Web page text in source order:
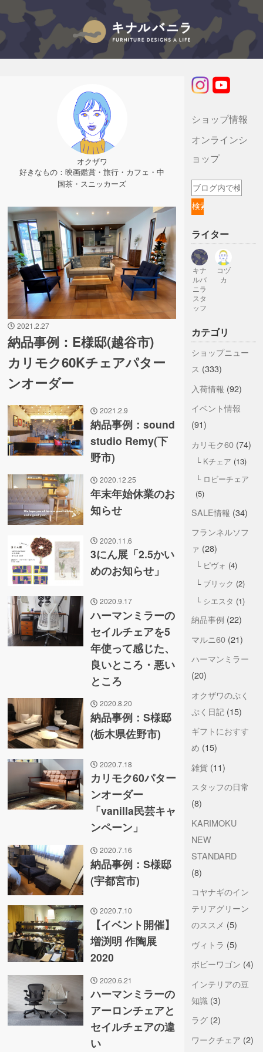
オクザワ
好きなもの：映画鑑賞・旅行・カフェ・中
国茶・スニッカーズ
2021.2.27
納品事例：E様邸(越谷市)
カリモク60Kチェアパター
ンオーダー
2021.2.9
納品事例：sound
studio Remy(下
野市)
2020.12.25
年末年始休業のお
知らせ
2020.11.6
3にん展「2.5かい
めのお知らせ」
2020.9.17
ハーマンミラーの
セイルチェアを5
年使って感じた、
良いところ・悪い
ところ
2020.8.20
納品事例：S様邸
(栃木県佐野市)
2020.7.18
カリモク60パター
ンオーダー
「vanilla民芸キャ
ンペーン」
2020.7.16
納品事例：S様邸
(宇都宮市)
2020.7.10
【イベント開催】
増渕明 作陶展
2020
2020.6.21
ハーマンミラーの
アーロンチェアと
セイルチェアの違
い
ショップ情報
オンラインシ
ョップ
ライター
キナ
ルバ
ニラ
スタ
ッフ
コヅ
カ
カテゴリ
ショップニュー
ス (333)
入荷情報 (92)
イベント情報
(91)
カリモク60(74)
Kチェア (13)
ロビーチェア
(5)
SALE情報 (34)
フランネルソフ
ァ (28)
ピヴォ (4)
ブリック (2)
シエスタ (1)
納品事例 (22)
マルニ60(21)
ハーマンミラー
(20)
オクザワのぷく
ぷく日記(15)
ギフトにおすす
め (15)
雑貨(11)
スタッフの日常
(8)
KARIMOKU
NEW
STANDARD
(8)
コヤナギのイン
テリアグリーン
のススメ (5)
ヴィトラ (5)
ボビーワゴン (4)
インテリアの豆
知識 (3)
ラグ(2)
ワークチェア (2)